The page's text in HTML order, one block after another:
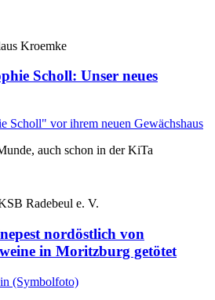
Kroemke
Scholl: Unser neues
auch schon in der KiTa
Radebeul e. V.
nordöstlich von
in Moritzburg getötet